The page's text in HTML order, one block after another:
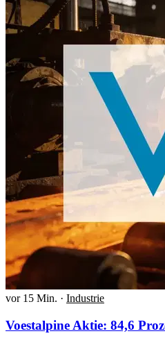
vor 15 Min. · Industrie
Voestalpine Aktie: 84,6